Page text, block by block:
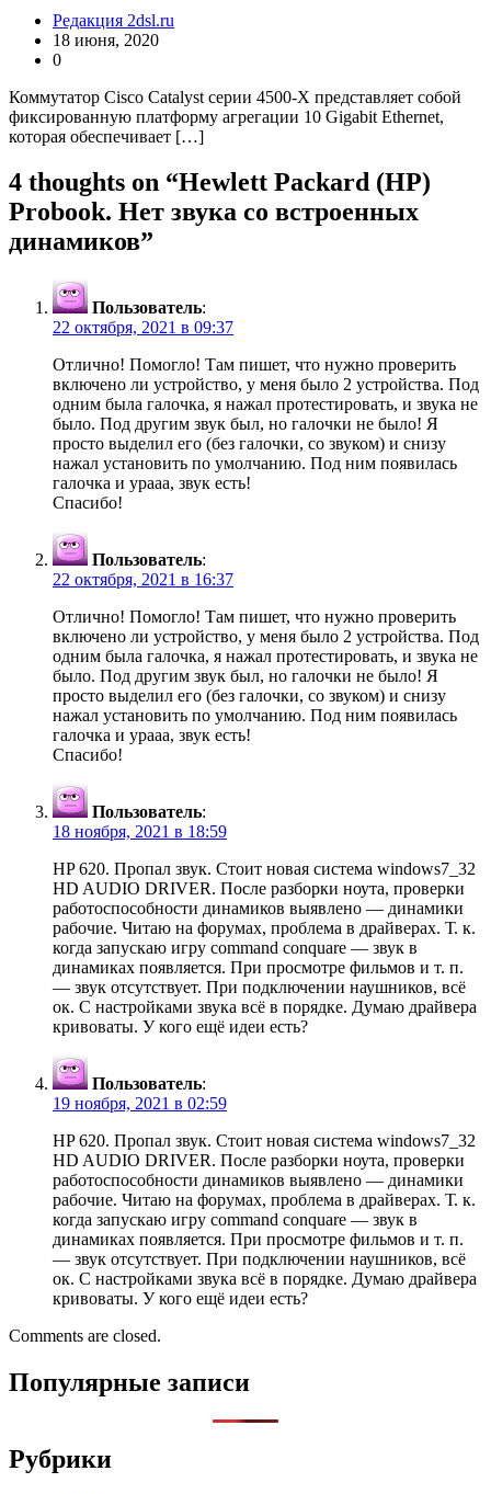
Редакция 2dsl.ru
18 июня, 2020
0
Коммутатор Cisco Catalyst серии 4500-X представляет собой
фиксированную платформу агрегации 10 Gigabit Ethernet,
которая обеспечивает […]
4 thoughts on “Hewlett Packard (HP)
Probook. Нет звука со встроенных
динамиков”
Пользователь:
22 октября, 2021 в 09:37
Отлично! Помогло! Там пишет, что нужно проверить
включено ли устройство, у меня было 2 устройства. Под
одним была галочка, я нажал протестировать, и звука не
было. Под другим звук был, но галочки не было! Я
просто выделил его (без галочки, со звуком) и снизу
нажал установить по умолчанию. Под ним появилась
галочка и урааа, звук есть!
Спасибо!
Пользователь:
22 октября, 2021 в 16:37
Отлично! Помогло! Там пишет, что нужно проверить
включено ли устройство, у меня было 2 устройства. Под
одним была галочка, я нажал протестировать, и звука не
было. Под другим звук был, но галочки не было! Я
просто выделил его (без галочки, со звуком) и снизу
нажал установить по умолчанию. Под ним появилась
галочка и урааа, звук есть!
Спасибо!
Пользователь:
18 ноября, 2021 в 18:59
HP 620. Пропал звук. Стоит новая система windows7_32
HD AUDIO DRIVER. После разборки ноута, проверки
работоспособности динамиков выявлено — динамики
рабочие. Читаю на форумах, проблема в драйверах. Т. к.
когда запускаю игру command conquare — звук в
динамиках появляется. При просмотре фильмов и т. п.
— звук отсутствует. При подключении наушников, всё
ок. С настройками звука всё в порядке. Думаю драйвера
кривоваты. У кого ещё идеи есть?
Пользователь:
19 ноября, 2021 в 02:59
HP 620. Пропал звук. Стоит новая система windows7_32
HD AUDIO DRIVER. После разборки ноута, проверки
работоспособности динамиков выявлено — динамики
рабочие. Читаю на форумах, проблема в драйверах. Т. к.
когда запускаю игру command conquare — звук в
динамиках появляется. При просмотре фильмов и т. п.
— звук отсутствует. При подключении наушников, всё
ок. С настройками звука всё в порядке. Думаю драйвера
кривоваты. У кого ещё идеи есть?
Comments are closed.
Популярные записи
Рубрики